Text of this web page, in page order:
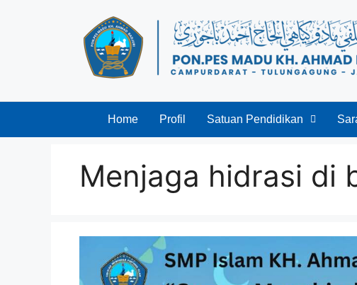
Home Profil Satuan Pendidikan
Menjaga hidrasi di